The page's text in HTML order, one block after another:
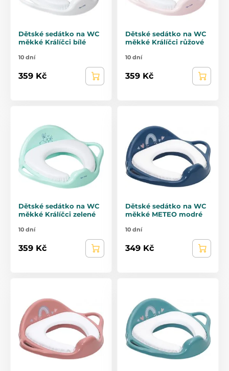
Dětské sedátko na WC
měkké Králíčci bílé
10 dní
359 Kč
Dětské sedátko na WC
měkké Králíčci růžové
10 dní
359 Kč
Dětské sedátko na WC
měkké Králíčci zelené
10 dní
359 Kč
Dětské sedátko na WC
měkké METEO modré
10 dní
349 Kč